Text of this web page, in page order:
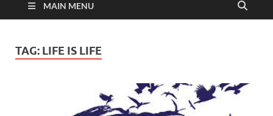
MAIN MENU
TAG: LIFE IS LIFE